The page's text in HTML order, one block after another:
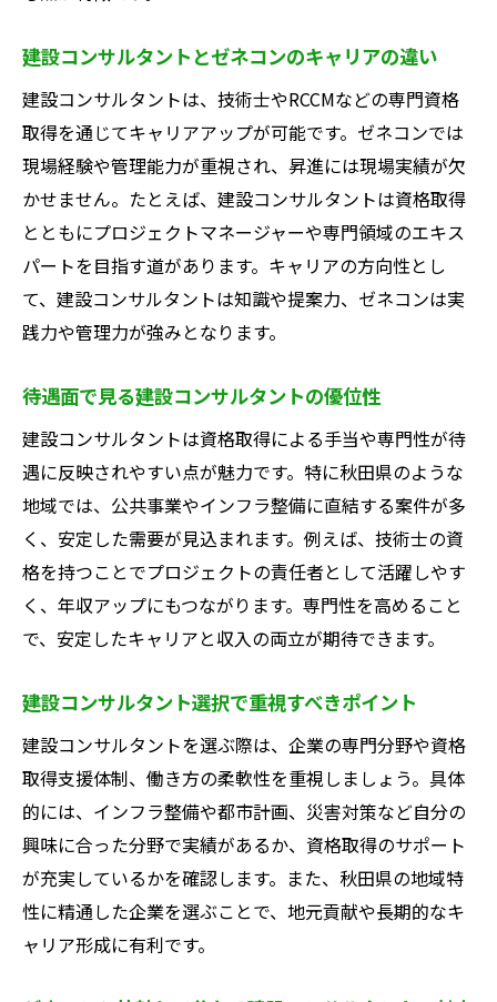
建設コンサルタントとゼネコンのキャリアの違い
建設コンサルタントは、技術士やRCCMなどの専門資格
取得を通じてキャリアアップが可能です。ゼネコンでは
現場経験や管理能力が重視され、昇進には現場実績が欠
かせません。たとえば、建設コンサルタントは資格取得
とともにプロジェクトマネージャーや専門領域のエキス
パートを目指す道があります。キャリアの方向性とし
て、建設コンサルタントは知識や提案力、ゼネコンは実
践力や管理力が強みとなります。
待遇面で見る建設コンサルタントの優位性
建設コンサルタントは資格取得による手当や専門性が待
遇に反映されやすい点が魅力です。特に秋田県のような
地域では、公共事業やインフラ整備に直結する案件が多
く、安定した需要が見込まれます。例えば、技術士の資
格を持つことでプロジェクトの責任者として活躍しやす
く、年収アップにもつながります。専門性を高めること
で、安定したキャリアと収入の両立が期待できます。
建設コンサルタント選択で重視すべきポイント
建設コンサルタントを選ぶ際は、企業の専門分野や資格
取得支援体制、働き方の柔軟性を重視しましょう。具体
的には、インフラ整備や都市計画、災害対策など自分の
興味に合った分野で実績があるか、資格取得のサポート
が充実しているかを確認します。また、秋田県の地域特
性に精通した企業を選ぶことで、地元貢献や長期的なキ
ャリア形成に有利です。